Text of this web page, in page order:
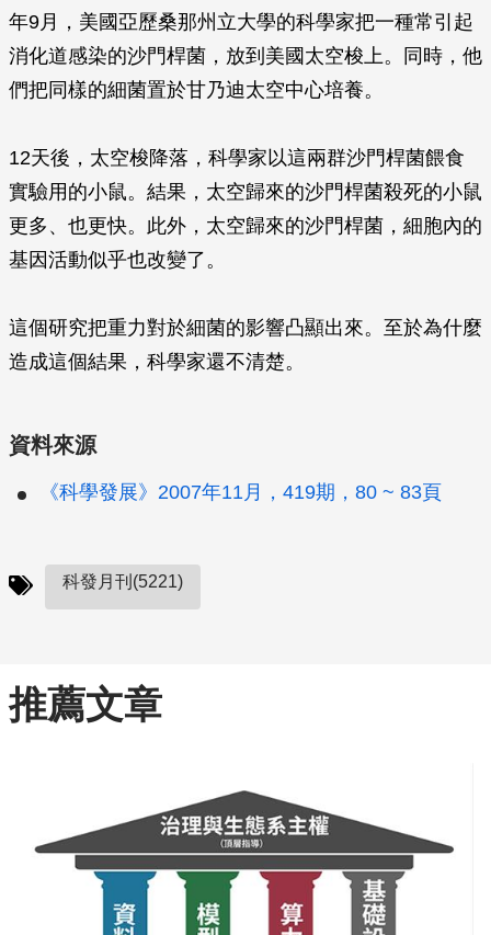
年9月，美國亞歷桑那州立大學的科學家把一種常引起
消化道感染的沙門桿菌，放到美國太空梭上。同時，他
們把同樣的細菌置於甘乃迪太空中心培養。
12天後，太空梭降落，科學家以這兩群沙門桿菌餵食
實驗用的小鼠。結果，太空歸來的沙門桿菌殺死的小鼠
更多、也更快。此外，太空歸來的沙門桿菌，細胞內的
基因活動似乎也改變了。
這個研究把重力對於細菌的影響凸顯出來。至於為什麼
造成這個結果，科學家還不清楚。
資料來源
《科學發展》2007年11月，419期，80 ~ 83頁
科發月刊(5221)
推薦文章